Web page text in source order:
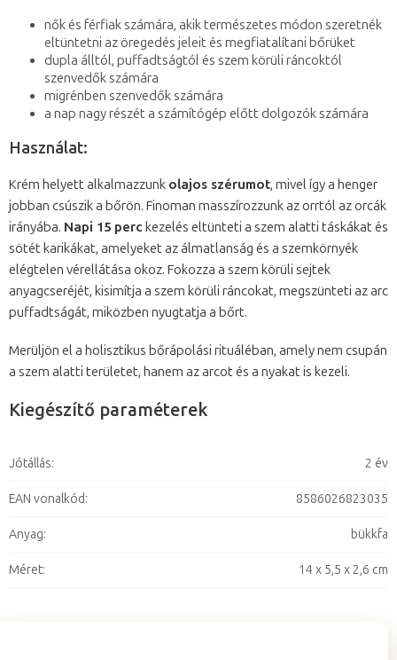
nők és férfiak számára, akik természetes módon szeretnék
eltüntetni az öregedés jeleit és megfiatalítani bőrüket
dupla álltól, puffadtságtól és szem körüli ráncoktól
szenvedők számára
migrénben szenvedők számára
a nap nagy részét a számítógép előtt dolgozók számára
Használat:
Krém helyett alkalmazzunk olajos szérumot, mivel így a henger
jobban csúszik a bőrön. Finoman masszírozzunk az orrtól az orcák
irányába. Napi 15 perc kezelés eltünteti a szem alatti táskákat és
sötét karikákat, amelyeket az álmatlanság és a szemkörnyék
elégtelen vérellátása okoz. Fokozza a szem körüli sejtek
anyagcseréjét, kisimítja a szem körüli ráncokat, megszünteti az arc
puffadtságát, miközben nyugtatja a bőrt.
Merüljön el a holisztikus bőrápolási rituáléban, amely nem csupán
a szem alatti területet, hanem az arcot és a nyakat is kezeli.
Kiegészítő paraméterek
Jótállás: 2 év
EAN vonalkód: 8586026823035
Anyag: bükkfa
Méret: 14 x 5,5 x 2,6 cm